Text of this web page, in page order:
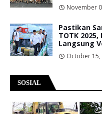
November
Pastikan
TOTK
Langsung
October 15,
SOSIAL